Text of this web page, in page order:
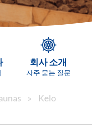
회사 소개
자주 묻는 질문
»
Kelo